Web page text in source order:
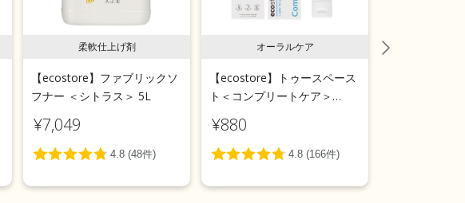
柔軟仕上げ剤
【ecostore】ファブリックソ
フナー ＜シトラス＞ 5L
¥7,049
オーラルケア
【ecostore】トゥースペース
ト＜コンプリートケア＞
¥880